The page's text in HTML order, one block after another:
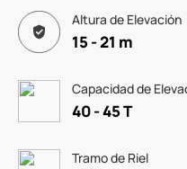
Altura de Elevación
15 - 21 m
Capacidad de
40 - 45 T
Tramo de Riel